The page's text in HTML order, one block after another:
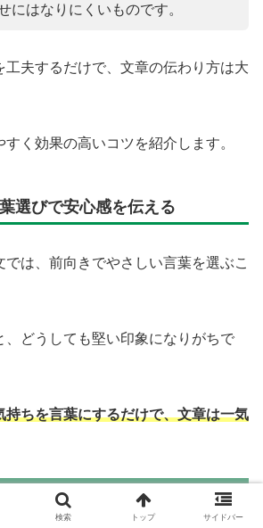
にはなりにくいものです。
工夫するだけで、文章の伝わり方は大
く効果の高いコツを紹介します。
選びで安心感を伝える
は、前向きでやさしい言葉を選ぶこ
、どうしても堅い印象になりがちで
持ちを言葉にするだけで、文章は一気
やわらかい言い換え例
ご参加いただけたらうれしいです
検索 トップ サイドバー